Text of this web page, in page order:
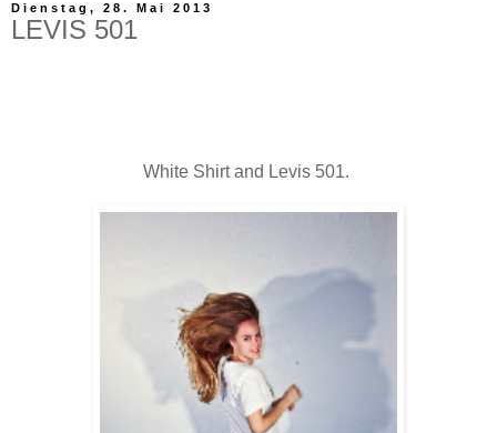
Dienstag, 28. Mai 2013
LEVIS 501
White Shirt and Levis 501.